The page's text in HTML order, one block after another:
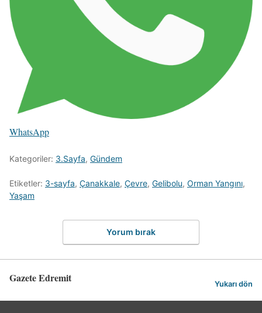
WhatsApp
Kategoriler: 3.Sayfa, Gündem
Etiketler: 3-sayfa, Çanakkale, Çevre, Gelibolu, Orman Yangını,
Yaşam
Yorum bırak
Gazete Edremit Yukarı dön